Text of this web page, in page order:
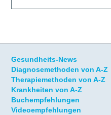
Gesundheits-News
Diagnosemethoden von A-Z
Therapiemethoden von A-Z
Krankheiten von A-Z
Buchempfehlungen
Videoempfehlungen